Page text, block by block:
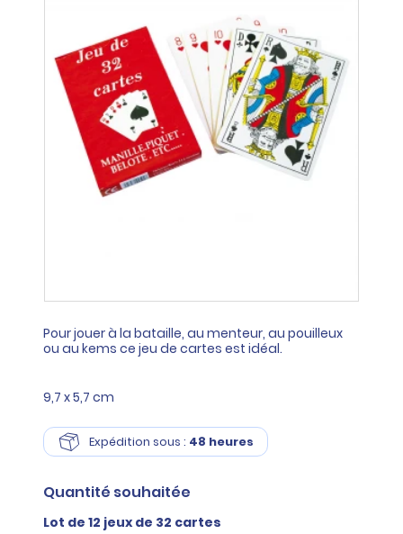
Pour jouer à la bataille, au menteur, au pouilleux
ou au kems ce jeu de cartes est idéal.
9,7 x 5,7 cm
Expédition sous : 48 heures
Quantité souhaitée
Lot de 12 jeux de 32 cartes